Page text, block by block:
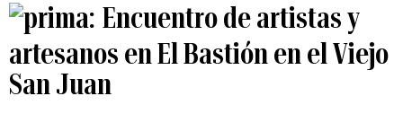
Encuentro de artistas y
artesanos en El Bastión en el Viejo
San Juan